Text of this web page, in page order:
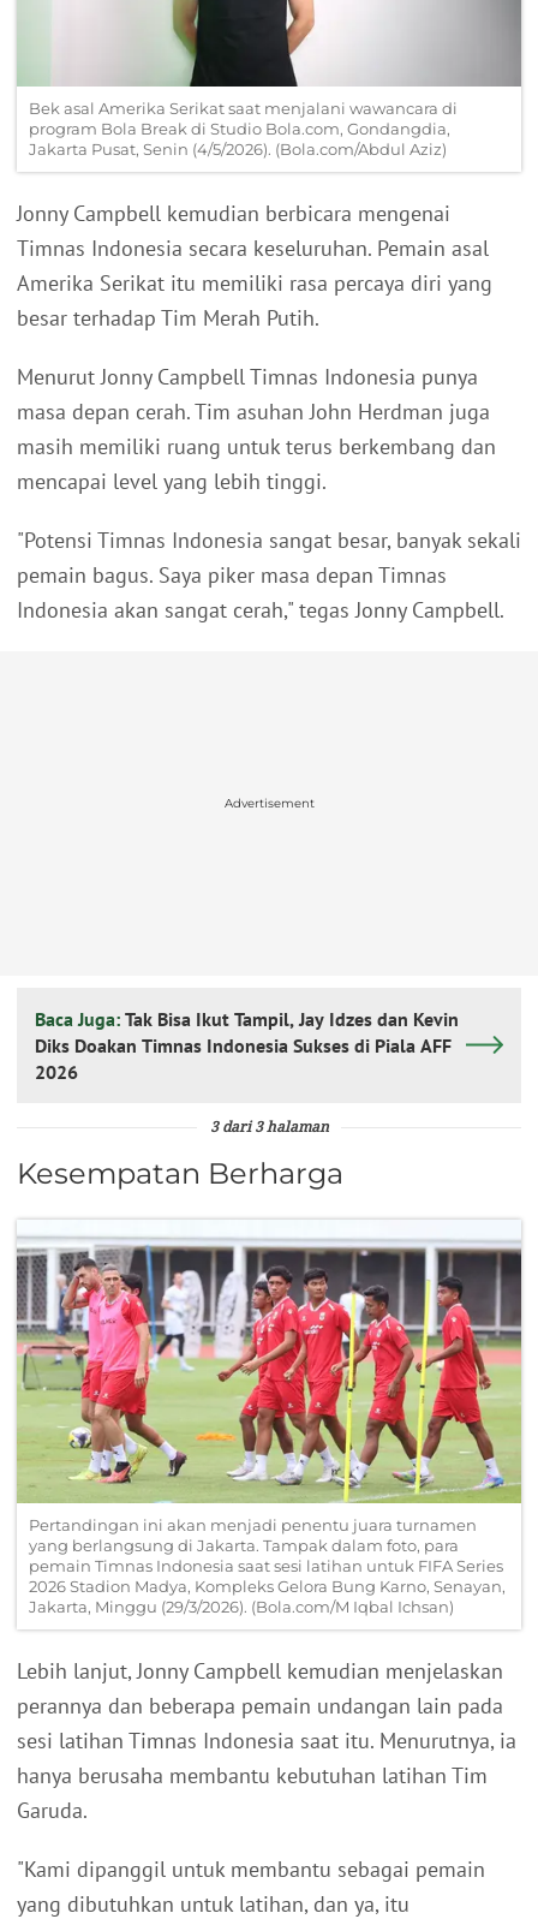
Bek asal Amerika Serikat saat menjalani wawancara di
program Bola Break di Studio Bola.com, Gondangdia,
Jakarta Pusat, Senin (4/5/2026). (Bola.com/Abdul Aziz)
Jonny Campbell kemudian berbicara mengenai
Timnas Indonesia secara keseluruhan. Pemain asal
Amerika Serikat itu memiliki rasa percaya diri yang
besar terhadap Tim Merah Putih.
Menurut Jonny Campbell Timnas Indonesia punya
masa depan cerah. Tim asuhan John Herdman juga
masih memiliki ruang untuk terus berkembang dan
mencapai level yang lebih tinggi.
"Potensi Timnas Indonesia sangat besar, banyak sekali
pemain bagus. Saya piker masa depan Timnas
Indonesia akan sangat cerah," tegas Jonny Campbell.
Advertisement
Baca Juga: Tak Bisa Ikut Tampil, Jay Idzes dan Kevin
Diks Doakan Timnas Indonesia Sukses di Piala AFF
2026
3 dari 3 halaman
Kesempatan Berharga
Pertandingan ini akan menjadi penentu juara turnamen
yang berlangsung di Jakarta. Tampak dalam foto, para
pemain Timnas Indonesia saat sesi latihan untuk FIFA Series
2026 Stadion Madya, Kompleks Gelora Bung Karno, Senayan,
Jakarta, Minggu (29/3/2026). (Bola.com/M Iqbal Ichsan)
Lebih lanjut, Jonny Campbell kemudian menjelaskan
perannya dan beberapa pemain undangan lain pada
sesi latihan Timnas Indonesia saat itu. Menurutnya, ia
hanya berusaha membantu kebutuhan latihan Tim
Garuda.
"Kami dipanggil untuk membantu sebagai pemain
yang dibutuhkan untuk latihan, dan ya, itu